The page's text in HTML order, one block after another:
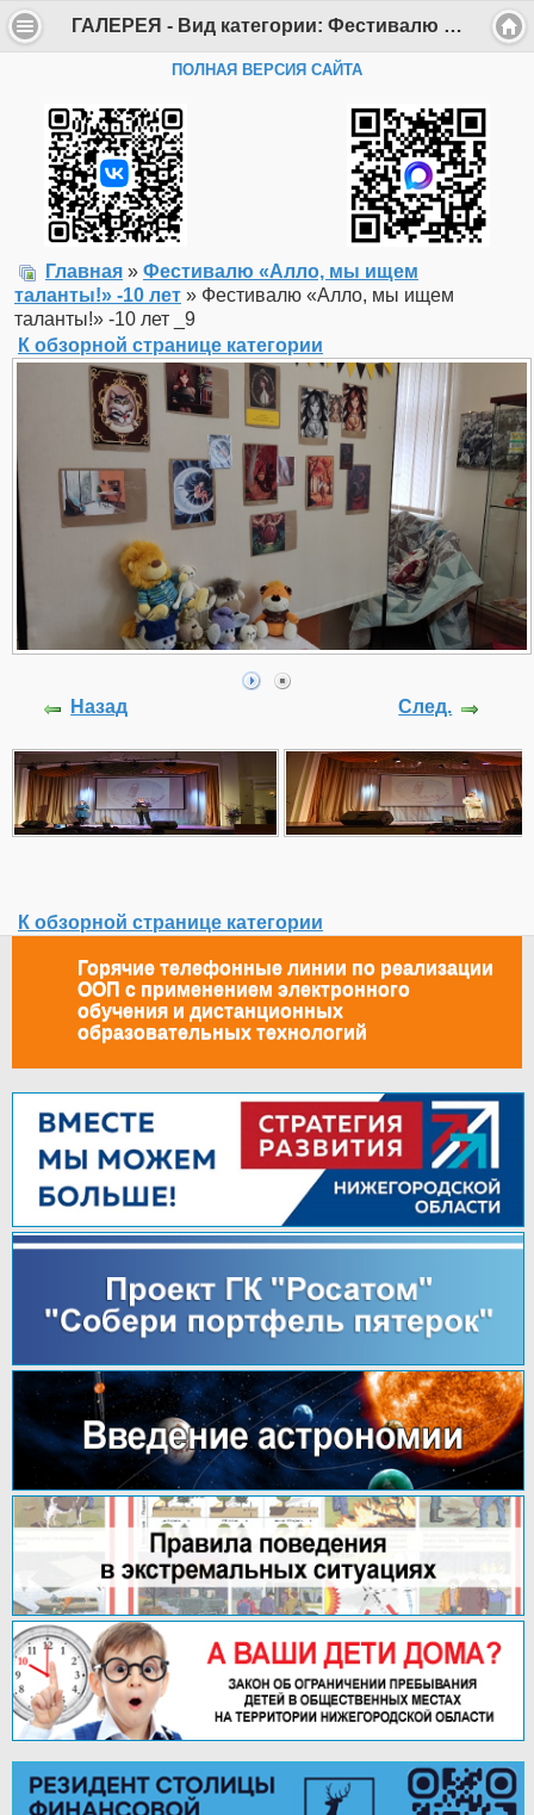
ГАЛЕРЕЯ - Вид категории: Фестивалю «Алло, мы ищем таланты!» -10 лет - Фото: Фестивалю «Алло, мы ищем таланты!» -10 лет _9 - Департамент образования Администрации г. Саров
ПОЛНАЯ ВЕРСИЯ САЙТА
Главная » Фестивалю «Алло, мы ищем
таланты!» -10 лет » Фестивалю «Алло, мы ищем
таланты!» -10 лет _9
К обзорной странице категории
Назад След.
К обзорной странице категории
Горячие телефонные линии по реализации
ООП с применением электронного
обучения и дистанционных
образовательных технологий